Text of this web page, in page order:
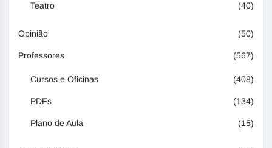
Teatro (40)
Opinião (50)
Professores (567)
Cursos e Oficinas (408)
PDFs (134)
Plano de Aula (15)